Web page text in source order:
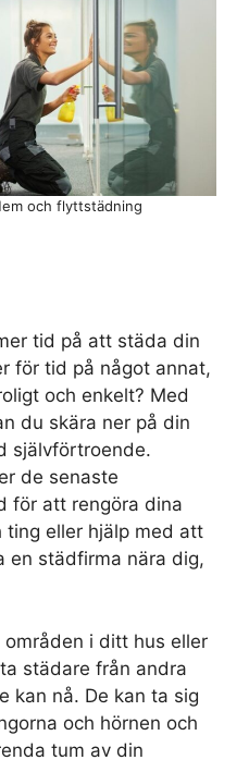
tid på att städa din
för tid på något annat,
och enkelt? Med
du skära ner på din
självförtroende.
de senaste
för att rengöra dina
ting eller hjälp med att
en städfirma nära dig,
i ditt hus eller
städare från andra
kan nå. De kan ta sig
och hörnen och
tum av din
och flyttstädning